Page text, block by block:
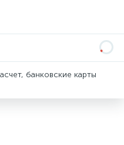
банковские карты